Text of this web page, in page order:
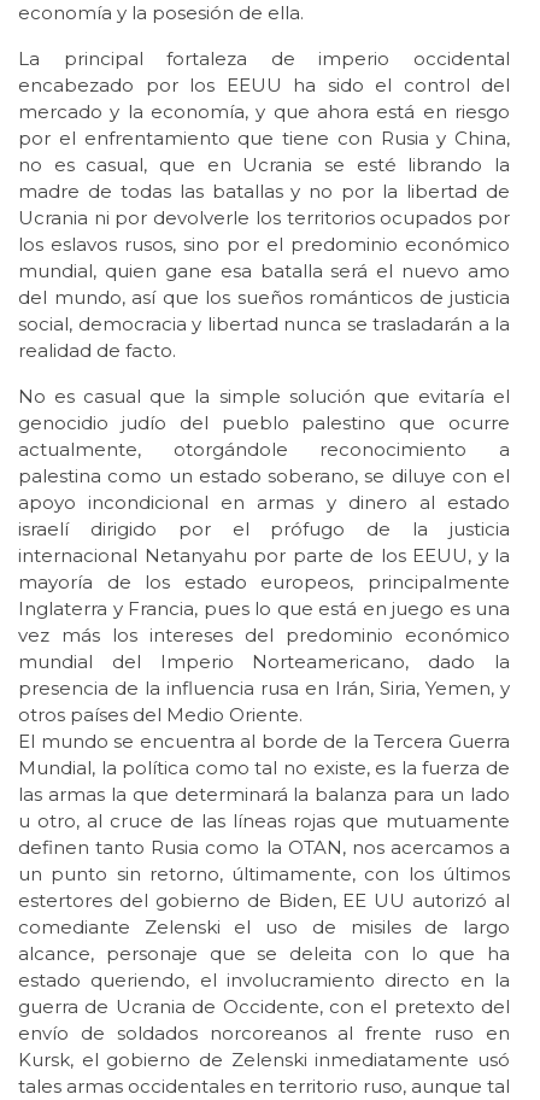
economía y la posesión de ella.
La principal fortaleza de imperio occidental
encabezado por los EEUU ha sido el control del
mercado y la economía, y que ahora está en riesgo
por el enfrentamiento que tiene con Rusia y China,
no es casual, que en Ucrania se esté librando la
madre de todas las batallas y no por la libertad de
Ucrania ni por devolverle los territorios ocupados por
los eslavos rusos, sino por el predominio económico
mundial, quien gane esa batalla será el nuevo amo
del mundo, así que los sueños románticos de justicia
social, democracia y libertad nunca se trasladarán a la
realidad de facto.
No es casual que la simple solución que evitaría el
genocidio judío del pueblo palestino que ocurre
actualmente, otorgándole reconocimiento a
palestina como un estado soberano, se diluye con el
apoyo incondicional en armas y dinero al estado
israelí dirigido por el prófugo de la justicia
internacional Netanyahu por parte de los EEUU, y la
mayoría de los estado europeos, principalmente
Inglaterra y Francia, pues lo que está en juego es una
vez más los intereses del predominio económico
mundial del Imperio Norteamericano, dado la
presencia de la influencia rusa en Irán, Siria, Yemen, y
otros países del Medio Oriente.
El mundo se encuentra al borde de la Tercera Guerra
Mundial, la política como tal no existe, es la fuerza de
las armas la que determinará la balanza para un lado
u otro, al cruce de las líneas rojas que mutuamente
definen tanto Rusia como la OTAN, nos acercamos a
un punto sin retorno, últimamente, con los últimos
estertores del gobierno de Biden, EE UU autorizó al
comediante Zelenski el uso de misiles de largo
alcance, personaje que se deleita con lo que ha
estado queriendo, el involucramiento directo en la
guerra de Ucrania de Occidente, con el pretexto del
envío de soldados norcoreanos al frente ruso en
Kursk, el gobierno de Zelenski inmediatamente usó
tales armas occidentales en territorio ruso, aunque tal